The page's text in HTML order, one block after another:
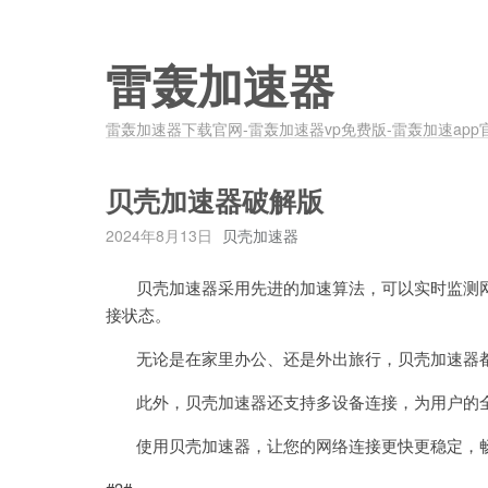
雷轰加速器
雷轰加速器下载官网-雷轰加速器vp免费版-雷轰加速app
贝壳加速器破解版
2024年8月13日 贝壳加速器
贝壳加速器采用先进的加速算法，可以实时监测
接状态。
无论是在家里办公、还是外出旅行，贝壳加速器
此外，贝壳加速器还支持多设备连接，为用户的
使用贝壳加速器，让您的网络连接更快更稳定，